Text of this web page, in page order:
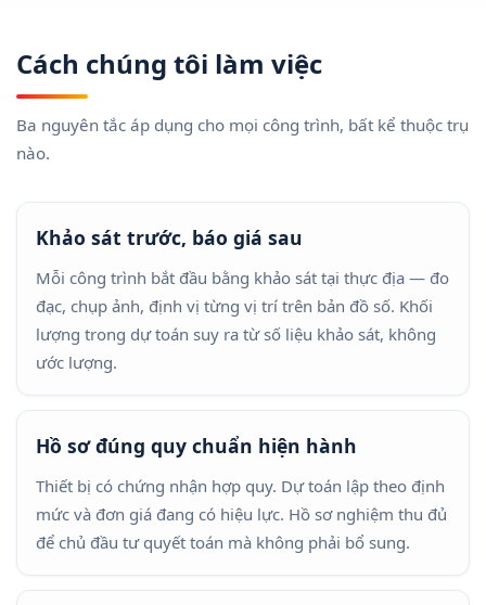
Cách chúng tôi làm việc
Ba nguyên tắc áp dụng cho mọi công trình, bất kể thuộc trụ
nào.
Khảo sát trước, báo giá sau
Mỗi công trình bắt đầu bằng khảo sát tại thực địa — đo
đạc, chụp ảnh, định vị từng vị trí trên bản đồ số. Khối
lượng trong dự toán suy ra từ số liệu khảo sát, không
ước lượng.
Hồ sơ đúng quy chuẩn hiện hành
Thiết bị có chứng nhận hợp quy. Dự toán lập theo định
mức và đơn giá đang có hiệu lực. Hồ sơ nghiệm thu đủ
để chủ đầu tư quyết toán mà không phải bổ sung.